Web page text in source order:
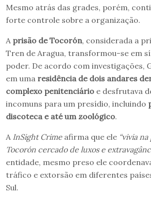
Mesmo atrás das grades, porém,
forte controle sobre a organização.
A prisão de Tocorón, considerada a
Tren de Aragua, transformou-se em
poder. De acordo com investigações,
em uma residência de dois andares
complexo penitenciário e desfrutava
incomuns para um presídio, incluindo
discoteca e até um zoológico.
A InSight Crime afirma que ele “vivia
Tocorón cercado de luxos e
entidade, mesmo preso ele
tráfico e extorsão em diferentes
Sul.